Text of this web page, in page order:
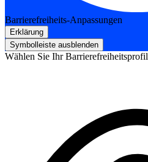
Barrierefreiheits-Anpassungen
Erklärung
Symbolleiste ausblenden
Wählen Sie Ihr Barrierefreiheitsprofil